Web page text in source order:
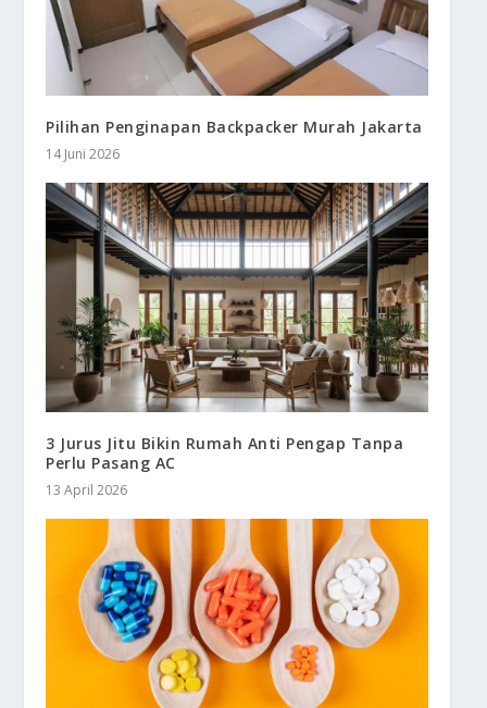
Pilihan Penginapan Backpacker Murah Jakarta
14 Juni 2026
3 Jurus Jitu Bikin Rumah Anti Pengap Tanpa
Perlu Pasang AC
13 April 2026